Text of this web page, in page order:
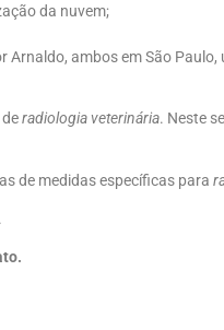
da nuvem;
ambos em São Paulo,
radiologia veterinária. Neste
de medidas específicas para